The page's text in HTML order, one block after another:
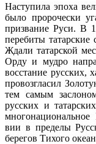
Наступила эпоха
было пророчески
призвание Руси. В
перебиты
Ждали татарской
Орду и мудро
восстание русских,
провозгласил
тем самым
русских и
многонациональное
вии в пределы
берегов Тихого